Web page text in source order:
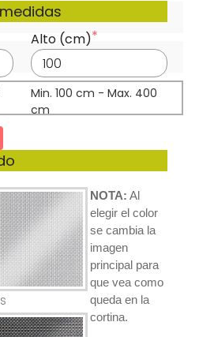
Alto (cm)
Min. 100 cm - Max. 400
cm
NOTA: Al
elegir el color
se cambia la
imagen
principal para
que vea como
queda en la
cortina.